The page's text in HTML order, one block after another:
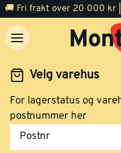
Velg varehus
For lagerstatus og
postnummer her
Postnr
Gulv Parkett